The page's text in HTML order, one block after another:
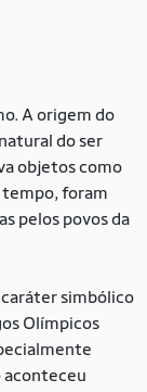
A origem do
do ser
objetos como
tempo, foram
pelos povos da
caráter simbólico
Olímpicos
aconteceu